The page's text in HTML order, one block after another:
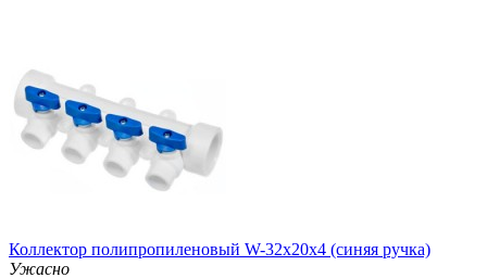
Коллектор полипропиленовый W-32х20х4 (синяя ручка)
Ужасно